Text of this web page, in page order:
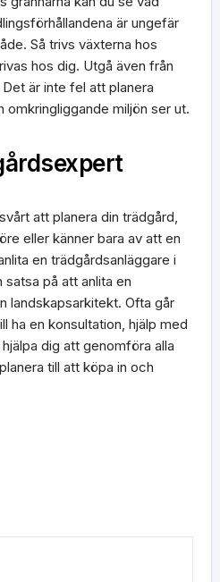
är ungefär
Så trivs växterna hos
hos dig. Utgå även från
är inte fel att planera
omkringliggande miljön ser ut.
att planera din trädgård,
eller känner bara av att en
en trädgårdsanläggare i
satsa på att anlita en
landskapsarkitekt. Ofta går
ha en konsultation, hjälp med
dig att genomföra alla
till att köpa in och